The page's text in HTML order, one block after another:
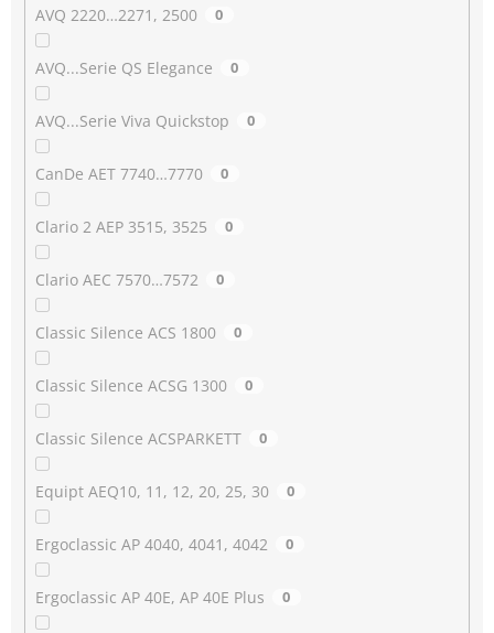
AVQ 2220…2271, 2500 0
AVQ...Serie QS Elegance 0
AVQ...Serie Viva Quickstop 0
CanDe AET 7740…7770 0
Clario 2 AEP 3515, 3525 0
Clario AEC 7570…7572 0
Classic Silence ACS 1800 0
Classic Silence ACSG 1300 0
Classic Silence ACSPARKETT 0
Equipt AEQ10, 11, 12, 20, 25, 30 0
Ergoclassic AP 4040, 4041, 4042 0
Ergoclassic AP 40E, AP 40E Plus 0